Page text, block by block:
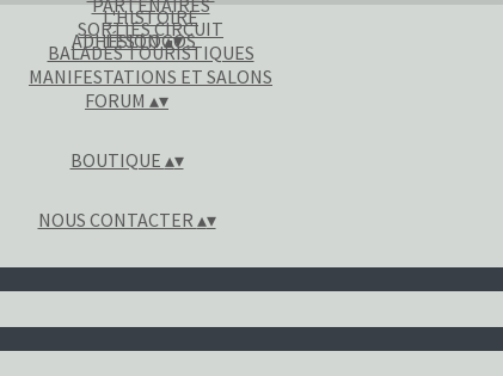
PARTENAIRES
L'HISTOIRE
LES LOGOS
SORTIES CIRCUIT
BALADES TOURISTIQUES
MANIFESTATIONS ET SALONS
ADHÉSION▴▾
FORUM ▴▾
BOUTIQUE ▴▾
NOUS CONTACTER ▴▾